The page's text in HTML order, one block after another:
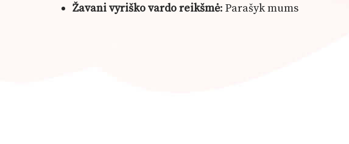
Žavani vyriško vardo reikšmė: Parašyk mums